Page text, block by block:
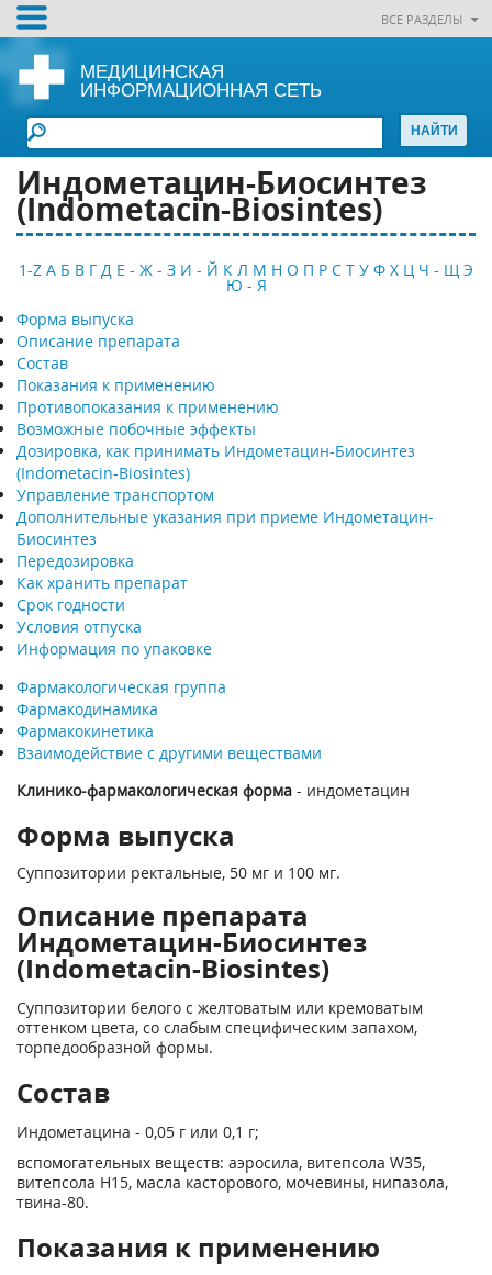
ВСЕ РАЗДЕЛЫ
МЕДИЦИНСКАЯ
ИНФОРМАЦИОННАЯ СЕТЬ
Индометацин-Биосинтез
(Indometacin-Biosintes)
1-Z А Б В Г Д Е - Ж - З И - Й К Л М Н О П Р С Т У Ф Х Ц Ч - Щ Э
Ю - Я
Форма выпуска
Описание препарата
Состав
Показания к применению
Противопоказания к применению
Возможные побочные эффекты
Дозировка, как принимать Индометацин-Биосинтез
(Indometacin-Biosintes)
Управление транспортом
Дополнительные указания при приеме Индометацин-
Биосинтез
Передозировка
Как хранить препарат
Срок годности
Условия отпуска
Информация по упаковке
Фармакологическая группа
Фармакодинамика
Фармакокинетика
Взаимодействие с другими веществами
Клинико-фармакологическая форма - индометацин
Форма выпуска
Суппозитории ректальные, 50 мг и 100 мг.
Описание препарата
Индометацин-Биосинтез
(Indometacin-Biosintes)
Суппозитории белого с желтоватым или кремоватым
оттенком цвета, со слабым специфическим запахом,
торпедообразной формы.
Состав
Индометацина - 0,05 г или 0,1 г;
вспомогательных веществ: аэроси­ла, витепсола W35,
витепсола Н15, масла касторового, мочевины, нипазола,
твина-80.
Показания к применению